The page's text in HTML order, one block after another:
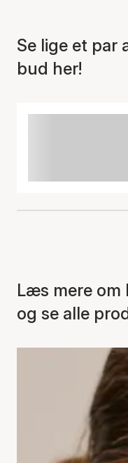
Se lige et par
bud her!
Læs mere om
og se alle